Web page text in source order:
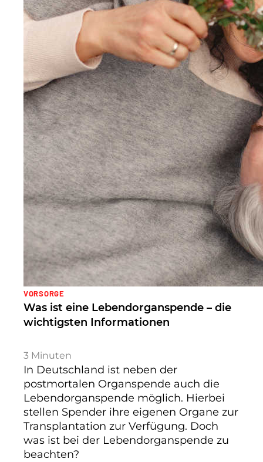
VORSORGE
Was ist eine Lebendorganspende – die
wichtigsten Informationen
3 Minuten
In Deutschland ist neben der
postmortalen Organspende auch die
Lebendorganspende möglich. Hierbei
stellen Spender ihre eigenen Organe zur
Transplantation zur Verfügung. Doch
was ist bei der Lebendorganspende zu
beachten?